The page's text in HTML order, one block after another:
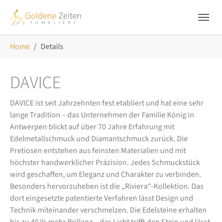
Home Details
DAVICE
DAVICE ist seit Jahrzehnten fest etabliert und hat eine sehr
lange Tradition – das Unternehmen der Familie König in
Antwerpen blickt auf über 70 Jahre Erfahrung mit
Edelmetallschmuck und Diamantschmuck zurück. Die
Pretiosen entstehen aus feinsten Materialien und mit
höchster handwerklicher Präzision. Jedes Schmuckstück
wird geschaffen, um Eleganz und Charakter zu verbinden.
Besonders hervorzuheben ist die „Riviera“-Kollektion. Das
dort eingesetzte patentierte Verfahren lässt Design und
Technik miteinander verschmelzen. Die Edelsteine erhalten